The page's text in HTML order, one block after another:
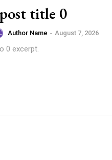
title 0
Author Name - August 7, 2026
0 excerpt.